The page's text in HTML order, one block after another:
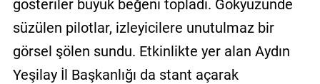
gösteriler büyük beğeni topladı. Gökyüzünde
süzülen pilotlar, izleyicilere unutulmaz bir
görsel şölen sundu. Etkinlikte yer alan Aydın
Yeşilay İl Başkanlığı da stant açarak